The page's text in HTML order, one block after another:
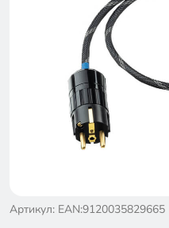
Артикул: EAN:9120035829665